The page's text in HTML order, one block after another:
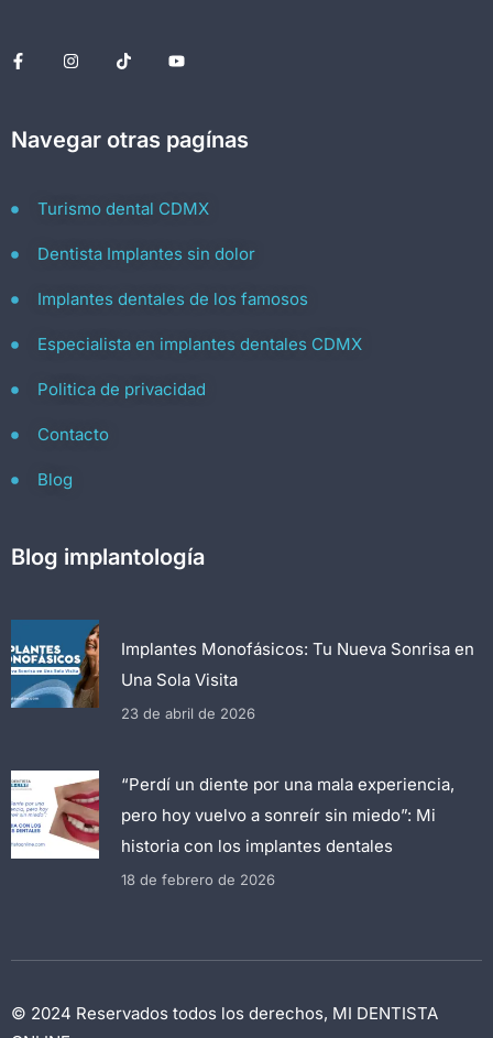
Navegar otras pagínas
Turismo dental CDMX
Dentista Implantes sin dolor
Implantes dentales de los famosos
Especialista en implantes dentales CDMX
Politica de privacidad
Contacto
Blog
Blog implantología
Implantes Monofásicos: Tu Nueva Sonrisa en
Una Sola Visita
23 de abril de 2026
“Perdí un diente por una mala experiencia,
pero hoy vuelvo a sonreír sin miedo”: Mi
historia con los implantes dentales
18 de febrero de 2026
© 2024 Reservados todos los derechos, MI DENTISTA